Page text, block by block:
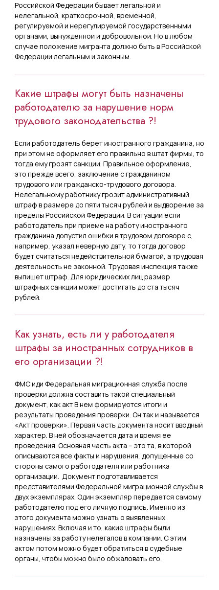
Российской Федерации бывает легальной и
нелегальной, краткосрочной, временной,
регулируемой и нерегулируемой государственными
органами, вынужденной и добровольной. Но в любом
случае положение мигранта должно быть в Российской
Федерации легальным и законным.
Какие штрафы могут быть назначены
работодателю за нарушение норм
трудового законодательства ?!
Если работодатель берет иностранного гражданина, но
при этом не оформляет его правильно в штат фирмы, то
тогда ему грозят санкции. Правильное оформление,
это прежде всего, заключение с гражданином
трудового или гражданско-трудового договора.
Нелегальному работнику грозит административный
штраф в размере до пяти тысяч рублей и выдворение за
пределы Российской Федерации. В ситуации если
работодатель при приеме на работу иностранного
гражданина допустил ошибки в трудовом договоре с,
например, указал неверную дату, то тогда договор
будет считаться недействительной бумагой, а трудовая
деятельность не законной. Трудовая инспекция также
выпишет штраф. Для юридических лиц размер
штрафных санкций может достигать до ста тысяч
рублей.
Как узнать, есть ли у работодателя
штрафы за иностранных сотрудников в
его организации ?!
ФМС иди Федеральная миграционная служба после
проверки должна составить такой специальный
документ, как акт В нем формируются итоги и
результаты проведения проверки. Он так и называется
«Акт проверки». Первая часть документа носит вводный
характер. В ней обозначается дата и время ее
проведения. Основная часть акта – это та, в которой
описываются все факты и нарушения, допущенные со
стороны самого работодателя или работника
организации. Документ подготавливается
представителями Федеральной миграционной службы в
двух экземплярах. Один экземпляр передается самому
работодателю под его личную подпись. Именно из
этого документа можно узнать о выявленных
нарушениях. Включая и то, какие штрафы были
назначены за работу нелегалов в компании. С этим
актом потом можно будет обратиться в судебные
органы, чтобы можно было обжаловать его.